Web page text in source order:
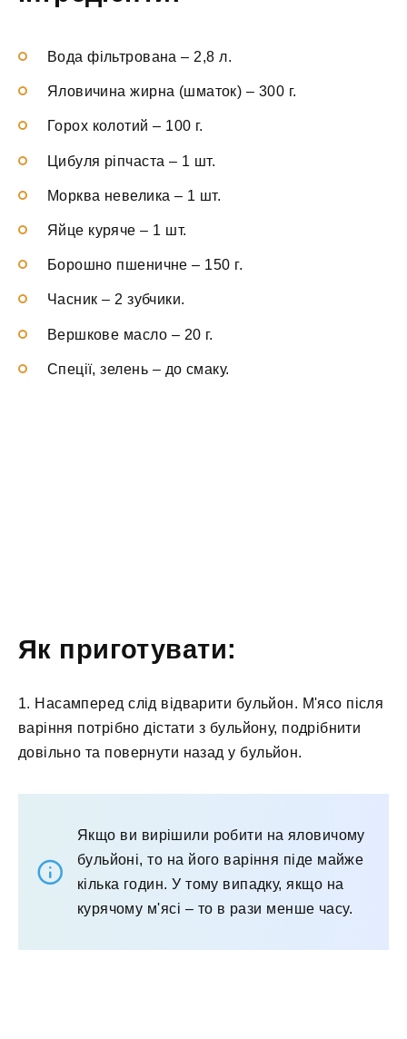
Вода фільтрована – 2,8 л.
Яловичина жирна (шматок) – 300 г.
Горох колотий – 100 г.
Цибуля ріпчаста – 1 шт.
Морква невелика – 1 шт.
Яйце куряче – 1 шт.
Борошно пшеничне – 150 г.
Часник –2 зубчики.
Вершкове масло– 20 г.
Спеції, зелень– до смаку.
Як приготувати:
1. Насамперед слід відварити бульйон. М'ясо після
варіння потрібно дістати з бульйону, подрібнити
довільно та повернути назад у бульйон.
Якщо ви вирішили робити на яловичому
бульйоні, то на його варіння піде майже
кілька годин. У тому випадку, якщо на
курячому м'ясі – то в рази менше часу.